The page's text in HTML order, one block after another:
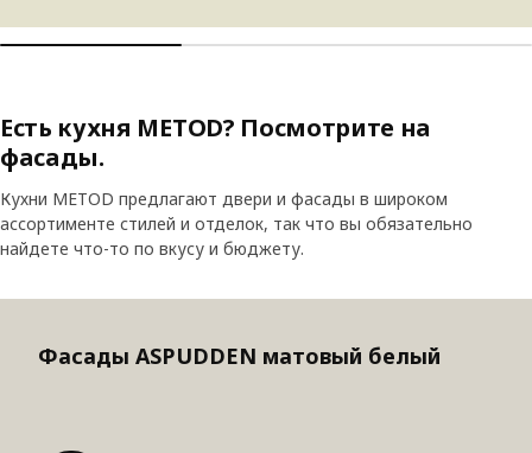
Есть кухня METOD? Посмотрите на
фасады.
Кухни METOD предлагают двери и фасады в широком
ассортименте стилей и отделок, так что вы обязательно
найдете что-то по вкусу и бюджету.
Фасады ASPUDDEN матовый белый